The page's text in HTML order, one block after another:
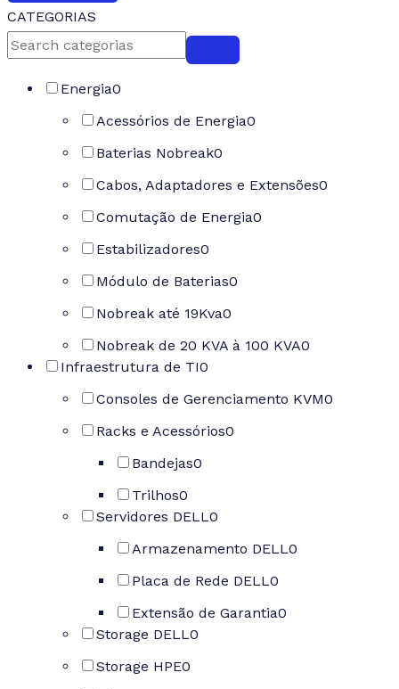
CATEGORIAS
Energia0
Acessórios de Energia0
Baterias Nobreak0
Cabos, Adaptadores e Extensões0
Comutação de Energia0
Estabilizadores0
Módulo de Baterias0
Nobreak até 19Kva0
Nobreak de 20 KVA à 100 KVA0
Infraestrutura de TI0
Consoles de Gerenciamento KVM0
Racks e Acessórios0
Bandejas0
Trilhos0
Servidores DELL0
Armazenamento DELL0
Placa de Rede DELL0
Extensão de Garantia0
Storage DELL0
Storage HPE0